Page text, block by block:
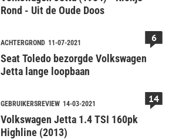
Rond - Uit de Oude Doos
ACHTERGROND 11-07-2021
Seat Toledo bezorgde Volkswagen
Jetta lange loopbaan
6
GEBRUIKERSREVIEW 14-03-2021
Volkswagen Jetta 1.4 TSI 160pk
Highline (2013)
14